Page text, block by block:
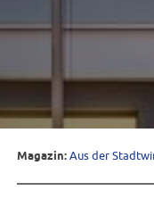
Magazin:Aus der